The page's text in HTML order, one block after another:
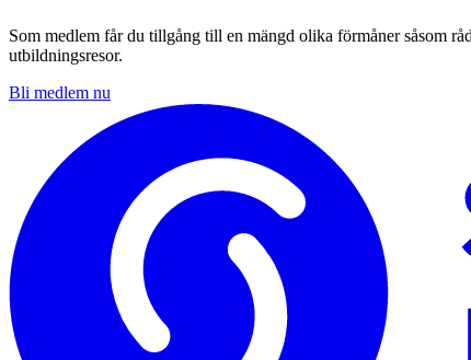
Som medlem får du tillgång till en mängd olika förmåner såsom
utbildningsresor.
Bli medlem nu